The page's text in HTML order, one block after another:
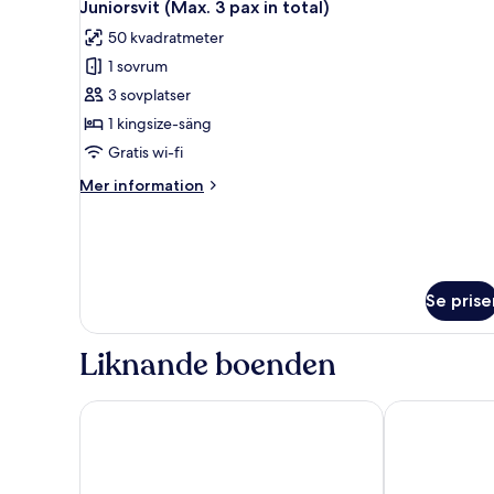
alla
foton
för
Juniorsvit
(Max.
3
in
Juniorsvit (Max. 3 pax in total)
50 kvadratmeter
1 sovrum
3 sovplatser
1 kingsize-säng
Gratis wi-fi
Mer information
Mer
in
Se
Liknande boenden
Orchard Hotel Singapore Grand Hyatt